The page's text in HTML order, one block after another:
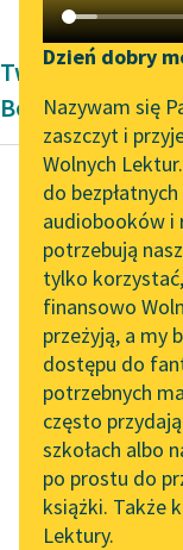
Katalog DAISY
Podkasty o
Aktualności
„Prokurator Alicja
do słuchania
Byliśmy częścią AI
Lab
Zapraszamy na
online z
literatury
Spotkanie z
Tunkiel w Oslo
102. lata temu
Joseph Conrad
Dzień dobry
Nazywam się
zaszczyt i
Wolnych
do
audiobooków i
potrzebują
tylko
finansowo
przeżyją, a my
dostępu do
potrzebnych
często
szkołach albo
po prostu do
książki. Także
Lektury.
Twórczość
Bolesława